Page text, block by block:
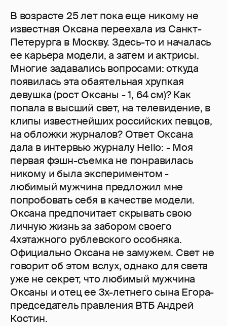
В возрасте 25 лет пока еще никому не
известная Оксана переехала из Санкт-
Петерурга в Москву. Здесь-то и началась
ее карьера модели, а затем и актрисы.
Многие задавались вопросами: откуда
появилась эта обаятельная хрупкая
девушка (рост Оксаны - 1, 64 см)? Как
попала в высший свет, на телевидение, в
клипы известнейших российских певцов,
на обложки журналов? Ответ Оксана
дала в интервью журналу Hello: - Моя
первая фэшн-съемка не понравилась
никому и была экспериментом -
любимый мужчина предложил мне
попробовать себя в качестве модели.
Оксана предпочитает скрывать свою
личную жизнь за забором своего
4хэтажного рублевского особняка.
Официально Оксана не замужем. Свет не
говорит об этом вслух, однако для света
уже не секрет, что любимый мужчина
Оксаны и отец ее 3х-летнего сына Егора-
председатель правления ВТБ Андрей
Костин.